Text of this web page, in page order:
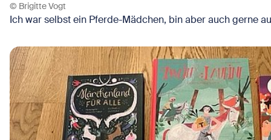
© Brigitte Vogt
Ich war selbst ein Pferde-Mädchen, bin aber auch gerne